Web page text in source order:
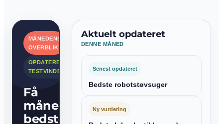
MÅNEDENS
OVERBLIK
OPDATEREDE
TESTVINDERE
Få
månedens
bedste
Aktuelt opdateret
DENNE MÅNED
Senest opdateret
Bedste robotstøvsuger
Ny vurdering